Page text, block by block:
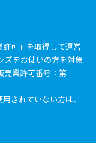
可」を取得して運営
ズをお使いの方を対象
売業許可番号：第
されていない方は、